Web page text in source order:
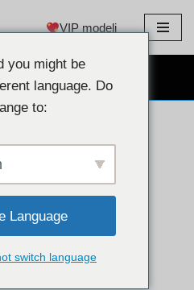
VIP modeli
you might be
language. Do
to:
Language
switch language